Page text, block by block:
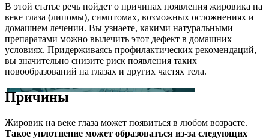
В этой статье речь пойдет о причинах появления жировика на
веке глаза (липомы), симптомах, возможных осложнениях и
домашнем лечении. Вы узнаете, какими натуральными
препаратами можно вылечить этот дефект в домашних
условиях. Придерживаясь профилактических рекомендаций,
вы значительно снизите риск появления таких
новообразований на глазах и других частях тела.
Причины
Жировик на веке глаза может появиться в любом возрасте.
Такое уплотнение может образоваться из-за следующих